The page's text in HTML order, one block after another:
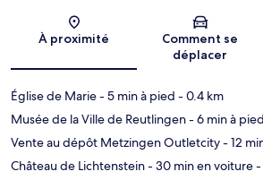
Carte
À proximité
Comment se
déplacer
Église de Marie- 5 min à pied - 0.4 km
Musée de la Ville de Reutlingen- 6 min à pied
Vente au dépôt Metzingen Outletcity- 12
Château de Lichtenstein- 30 min en voiture-